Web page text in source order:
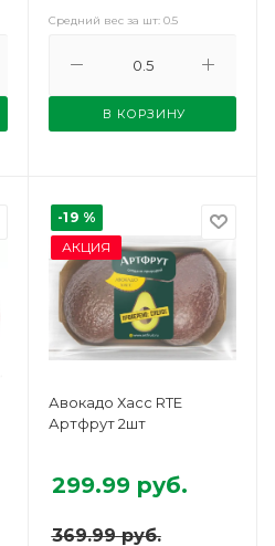
Средний вес за шт: 0.5
В КОРЗИНУ
-19 %
АКЦИЯ
Авокадо Хасс RTE
Артфрут 2шт
369.99руб.
299.99руб.